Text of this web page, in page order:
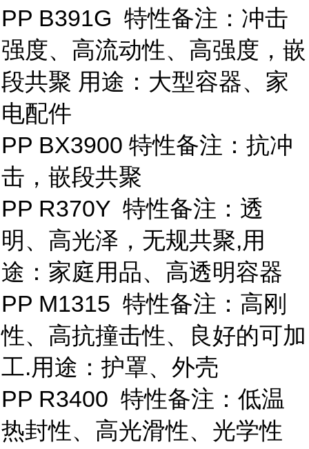
PP B391G 特性备注：冲击
强度、高流动性、高强度，嵌
段共聚 用途：大型容器、家
电配件
PP BX3900 特性备注：抗冲
击，嵌段共聚
PP R370Y 特性备注：透
明、高光泽，无规共聚,用
途：家庭用品、高透明容器
PP M1315 特性备注：高刚
性、高抗撞击性、良好的可加
工.用途：护罩、外壳
PP R3400 特性备注：低温
热封性、高光滑性、光学性